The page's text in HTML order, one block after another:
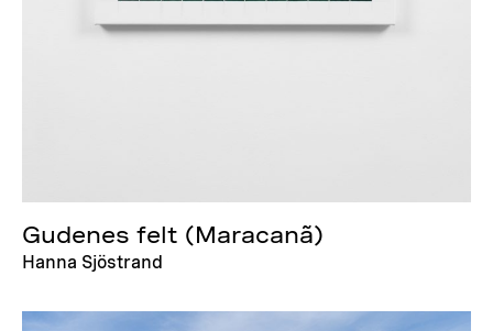
Gudenes felt (Maracanã)
Hanna Sjöstrand